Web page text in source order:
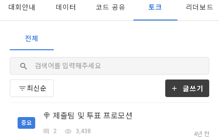
메일 인증 필요
[데이콘] 회원가입 인증메일
여 컴퓨터 등 정보 통신 설비를 이용하여 설정한 가상의 영업장
또는 "회사"가 운영하는 아래 웹사이트를 말한다.
가. ***.dacon.io
2. "서비스"라 함은 “대회”, “교육”, “인재풀 등록” 등 사이트에서
트를 통해 개인이 등록한 자료를 DB화하여 각각의 목적에 맞게
분류, 가공, 집계하여 정보를 제공하는 서비스를 포함한다.
데이콘이 어떤 정보를 수집하고, 수집한 정보를 어떻게 사용하
며, 필요에 따라 누구와 이를 공유(‘위탁 또는 제공’)하며, 이용목
적을 달성한 정보를 언제, 어떻게 파기 하는지 등 ‘개인정보의 한
살이’와 관련한 정보를 투명하게 제공합니다.
지고 있으며, 이를 어떤 방법과 절차로 행사할 수 있는지를 알려
드립니다. 또한, 법정대리인(부모 등)이 만14세 미만 아동의 개
인정보 보호를 위해 어떤 권리를 행사할 수 있는지도 함께 안내
동의를 거부 하시더라도 DACON에서 제공하는 서비스의 이용
에 제한이 되지 않습니다.
단, 할인, 이벤트 및 이용자 맞춤형 상품 추천 등의 마케팅 정보
안내 서비스가 제한됩니다.
개인정보보호법 제22조 제5항에 의해 선택정보 사항에 대해서
는 동의 거부 하시더라도 서비스 이용에 제한되지 않습니다.
대회안내 데이터 코드 공유 토크 리더보드
전체
글쓰기
중요
🍭 제출팀 및 투표 프로모션
2 3,438 4년 전